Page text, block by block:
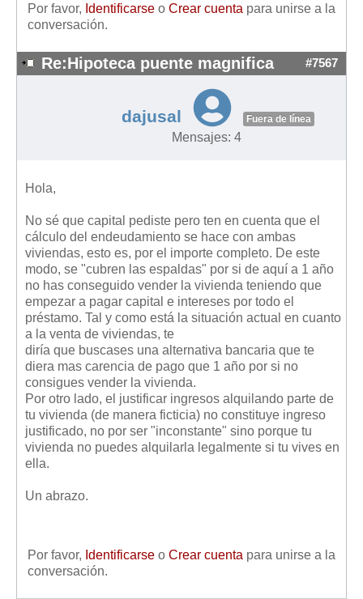
Por favor, Identificarse o Crear cuenta para unirse a la
conversación.
Re:Hipoteca puente magnifica #7567
dajusal Fuera de línea
Mensajes: 4
Hola,
No sé que capital pediste pero ten en cuenta que el
cálculo del endeudamiento se hace con ambas
viviendas, esto es, por el importe completo. De este
modo, se "cubren las espaldas" por si de aquí a 1 año
no has conseguido vender la vivienda teniendo que
empezar a pagar capital e intereses por todo el
préstamo. Tal y como está la situación actual en cuanto
a la venta de viviendas, te
diría que buscases una alternativa bancaria que te
diera mas carencia de pago que 1 año por si no
consigues vender la vivienda.
Por otro lado, el justificar ingresos alquilando parte de
tu vivienda (de manera ficticia) no constituye ingreso
justificado, no por ser "inconstante" sino porque tu
vivienda no puedes alquilarla legalmente si tu vives en
ella.
Un abrazo.
Por favor, Identificarse o Crear cuenta para unirse a la
conversación.